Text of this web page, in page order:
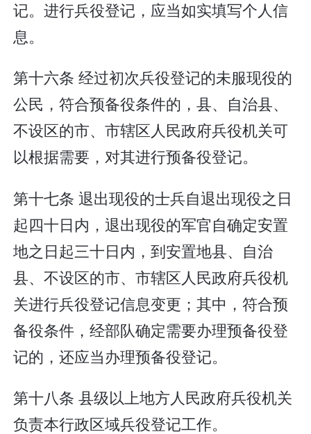
记。进行兵役登记，应当如实填写个人信
息。
第十六条 经过初次兵役登记的未服现役的
公民，符合预备役条件的，县、自治县、
不设区的市、市辖区人民政府兵役机关可
以根据需要，对其进行预备役登记。
第十七条 退出现役的士兵自退出现役之日
起四十日内，退出现役的军官自确定安置
地之日起三十日内，到安置地县、自治
县、不设区的市、市辖区人民政府兵役机
关进行兵役登记信息变更；其中，符合预
备役条件，经部队确定需要办理预备役登
记的，还应当办理预备役登记。
第十八条 县级以上地方人民政府兵役机关
负责本行政区域兵役登记工作。